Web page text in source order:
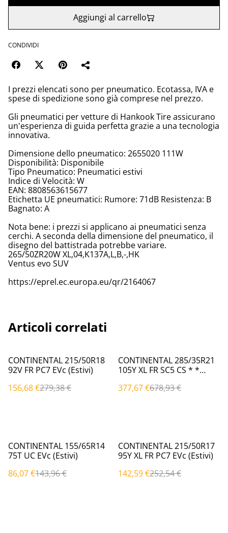
Aggiungi al carrello
CONDIVIDI
I prezzi elencati sono per pneumatico. Ecotassa, IVA e
spese di spedizione sono già comprese nel prezzo.
Gli pneumatici per vetture di Hankook Tire assicurano
un'esperienza di guida perfetta grazie a una tecnologia
innovativa.
Dimensione dello pneumatico: 2655020 111W
Disponibilità: Disponibile
Tipo Pneumatico: Pneumatici estivi
Indice di Velocità: W
EAN: 8808563615677
Etichetta UE pneumatici: Rumore: 71dB Resistenza: B
Bagnato: A
Nota bene: i prezzi si applicano ai pneumatici senza
cerchi. A seconda della dimensione del pneumatico, il
disegno del battistrada potrebbe variare.
265/50ZR20W XL,04,K137A,L,B,-,HK
Ventus evo SUV
https://eprel.ec.europa.eu/qr/2164067
Articoli correlati
%
CONTINENTAL 215/50R18
92V FR PC7 EVc (Estivi)
156,68 €279,38 €
%
CONTINENTAL 285/35R21
105Y XL FR SC5 CS * *
377,67 €678,93 €
%
CONTINENTAL 155/65R14
75T UC EVc (Estivi)
86,07 €143,96 €
%
CONTINENTAL 215/50R17
95Y XL FR PC7 EVc (Estivi)
142,59 €252,54 €